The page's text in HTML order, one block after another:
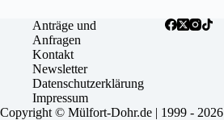
Anträge und
Anfragen
Kontakt
Newsletter
Datenschutzerklärung
Impressum
Copyright © Mülfort-Dohr.de | 1999 - 2026